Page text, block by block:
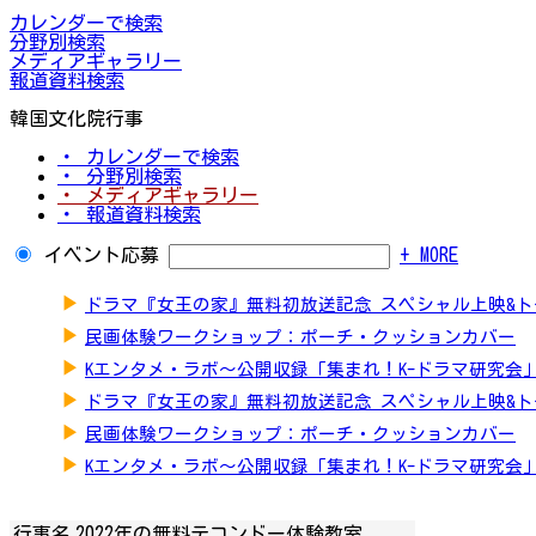
カレンダーで検索
分野別検索
メディアギャラリー
報道資料検索
韓国文化院行事
・ カレンダーで検索
・ 分野別検索
・ メディアギャラリー
・ 報道資料検索
イベント応募 + MORE
▶ ドラマ『女王の家』無料初放送記念 スペシャル上映&
▶ 民画体験ワークショップ：ポーチ・クッションカバー
▶ Kエンタメ・ラボ～公開収録「集まれ！K-ドラマ研究会」
▶ ドラマ『女王の家』無料初放送記念 スペシャル上映&
▶ 民画体験ワークショップ：ポーチ・クッションカバー
▶ Kエンタメ・ラボ～公開収録「集まれ！K-ドラマ研究会」